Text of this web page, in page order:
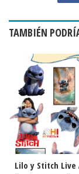
TAMBIÉN
Lilo y Stitch Live